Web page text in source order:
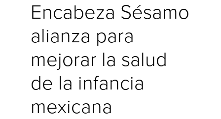
Encabeza Sésamo
alianza para
mejorar la salud
de la infancia
mexicana